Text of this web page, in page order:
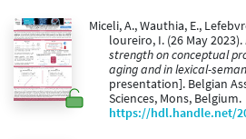
Miceli, A., Wauthia, E.,
loureiro, I. (26 May 2023).
strength on conceptual
aging and in lexical-
presentation]. Belgian
Sciences, Mons, Belgium.
https://hdl.handle.net/